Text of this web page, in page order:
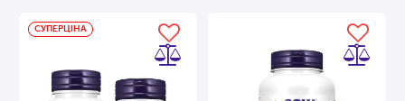
СУПЕРЦІНА